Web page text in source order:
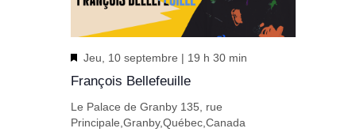
François Bellefeuille
En
vedette
Jeu, 10 septembre | 19 h 30 min
Le Palace de Granby 135, rue
Principale,Granby,Québec,Canada